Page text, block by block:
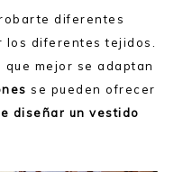
diferentes
los diferentes tejidos.
mejor se adaptan
se pueden ofrecer
diseñar un vestido